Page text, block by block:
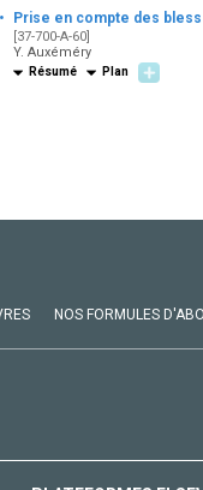
· Prise en compte des
[37-700-A-60]
Y. Auxéméry
Résumé Plan
NOS FORMULES